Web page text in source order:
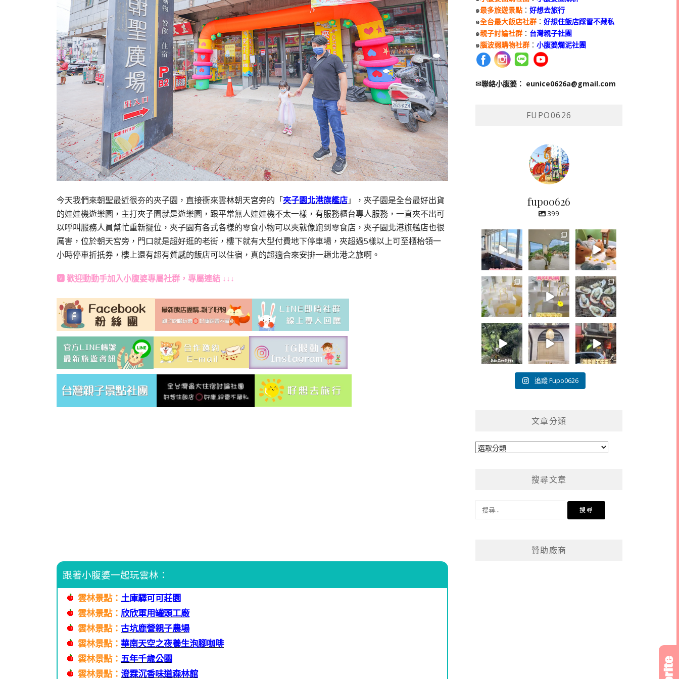
今天我們來朝聖最近很夯的夾子園，直接衝來雲林朝天宮旁的「夾子園北港旗艦店」，夾子園是全台最好出貨
的娃娃機遊樂園，主打夾子園就是遊樂園，跟平常無人娃娃機不太一樣，有服務櫃台專人服務，一直夾不出可
以呼叫服務人員幫忙重新擺位，夾子園有各式各樣的零食小物可以夾就像跑到零食店，夾子園北港旗艦店也很
厲害，位於朝天宮旁，門口就是超好逛的老街，樓下就有大型付費地下停車場，夾超過5樣以上可至櫃枱領一
小時停車折扺券，樓上還有超有質感的飯店可以住宿，真的超適合來安排一趟北港之旅啊。
🆅 歡迎動動手加入小腹婆專屬社群 ，專屬連結 ↓↓↓
跟著小腹婆一起玩雲林：
雲林景點： 土庫驛可可莊園
雲林景點： 欣欣軍用罐頭工廠
雲林景點： 古坑鹿營親子農場
雲林景點： 華南天空之夜養生泡腳咖啡
雲林景點： 五年千歲公園
雲林景點： 澄霖沉香味道森林館
๑最多旅遊景點 ：好想去旅行
๑全台最大飯店社群 ：好想住飯店踩雷不藏私
๑親子討論社群 ： 台灣親子社團
๑腦波弱購物社群 ：小腹婆爛泥社團
✉聯絡小腹婆： eunice0626a@gmail.com
FUPO0626
fupo0626
399
追蹤 Fupo0626
文章分類
文
搜尋文章
贊助廠商